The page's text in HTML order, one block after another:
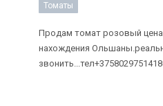
Томаты
Продам томат розовый
нахождения